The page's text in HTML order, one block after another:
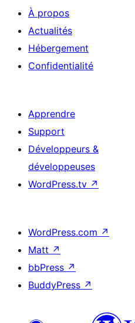
À propos
Actualités
Hébergement
Confidentialité
Apprendre
Support
Développeurs &
développeuses
WordPress.tv ↗
WordPress.com ↗
Matt ↗
bbPress ↗
BuddyPress ↗